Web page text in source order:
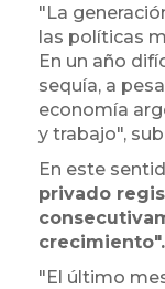
"La
las políticas
En un año
sequía, a
economía
y trabajo",
En este
privado
crecimiento".
"El último